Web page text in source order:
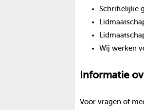
Schriftelijke
Wij werken
Informatie
Voor vragen of